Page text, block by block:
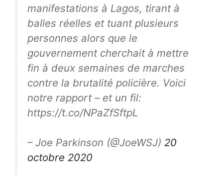
manifestations à Lagos, tirant à
balles réelles et tuant plusieurs
personnes alors que le
gouvernement cherchait à mettre
fin à deux semaines de marches
contre la brutalité policière. Voici
notre rapport – et un fil:
https://t.co/NPaZfSftpL
– Joe Parkinson (@JoeWSJ) 20
octobre 2020